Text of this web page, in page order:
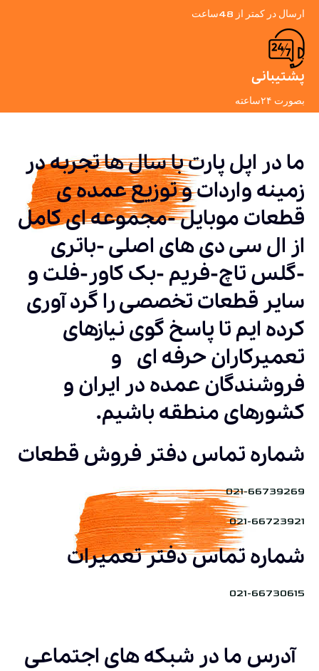
ارسال در کمتر از 48ساعت
پشتیبانی
بصورت ۲۴ساعته
ما در اپل پارت با سال ها تجربه در
زمینه واردات و توزیع عمده ی
قطعات موبایل -مجموعه ای کامل
از ال سی دی های اصلی -باتری
-گلس تاچ-فریم -بک کاور-فلت و
سایر قطعات تخصصی را گرد آوری
کرده ایم تا پاسخ گوی نیازهای
تعمیرکاران حرفه ای و
فروشندگان عمده در ایران و
کشورهای منطقه باشیم.
شماره تماس دفتر فروش قطعات
021-66739269
021-66723921
شماره تماس دفتر تعمیرات
021-66730615
آدرس ما در شبکه های اجتماعی